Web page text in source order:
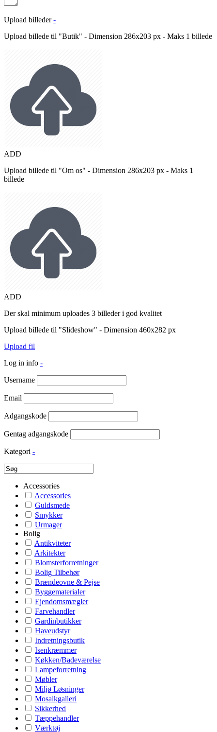
Upload billeder -
Upload billede til "Butik" - Dimension 286x203 px - Maks 1 billede
ADD
Upload billede til "Om os" - Dimension 286x203 px - Maks 1
billede
ADD
Der skal minimum uploades 3 billeder i god kvalitet
Upload billede til "Slideshow" - Dimension 460x282 px
Upload fil
Log in info -
Username
Email
Adgangskode
Gentag adgangskode
Kategori -
Accessories
Accessories
Guldsmede
Smykker
Urmager
Bolig
Antikviteter
Arkitekter
Blomsterforretninger
Bolig Tilbehør
Brændeovne & Pejse
Byggematerialer
Ejendomsmægler
Farvehandler
Gardinbutikker
Haveudstyr
Indretningsbutik
Isenkræmmer
Køkken/Badeværelse
Lampeforretning
Møbler
Miljø Løsninger
Mosaikgalleri
Sikkerhed
Tæppehandler
Værktøj